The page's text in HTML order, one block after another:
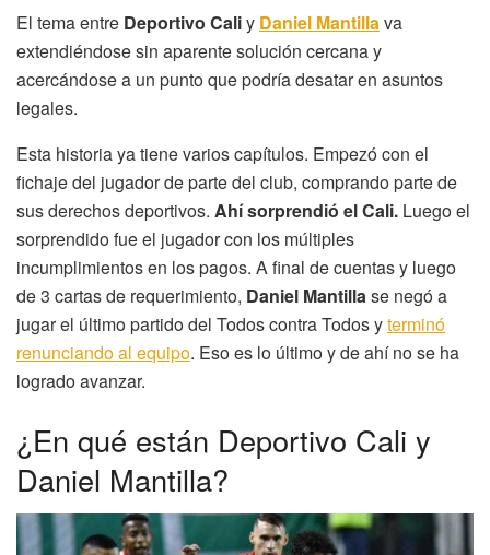
El tema entre Deportivo Caliy Daniel Mantillava
extendiéndose sin aparente solución cercana y
acercándose a un punto que podría desatar en asuntos
legales.
Esta historia ya tiene varios capítulos. Empezó con el
fichaje del jugador de parte del club, comprando parte de
sus derechos deportivos. Ahí sorprendió el Cali. Luego el
sorprendido fue el jugador con los múltiples
incumplimientos en los pagos. A final de cuentas y luego
de 3 cartas de requerimiento, Daniel Mantillase negó a
jugar el último partido del Todos contra Todos yterminó
renunciando al equipo. Eso es lo último y de ahí no se ha
logrado avanzar.
¿En qué están Deportivo Cali y
Daniel Mantilla?